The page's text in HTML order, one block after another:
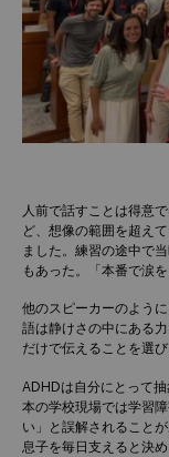
人前で話すことは得意
ど、想像の範囲を超え
ました。練習の途中で
もあった。「本番で涙
他のスピーカーのよう
語は静けさの中にある
だけで伝えることを選
ADHDは自分にとって
本の学校現場では学習
い」と誤解されること
息子を毎日支えると決